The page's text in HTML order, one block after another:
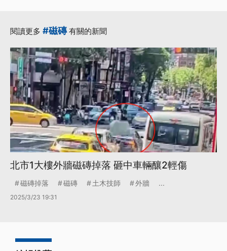
閱讀更多 #磁磚有關的新聞
北市1大樓外牆磁磚掉落 砸中車輛釀2輕傷
磁磚掉落 磁磚 土木技師 外牆 ...
2025/3/23 19:31